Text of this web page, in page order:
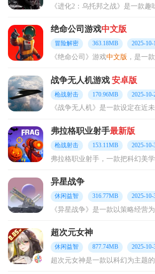
绝命公司游戏中文版
冒险解密 363.18MB 2025-10-
《绝命公司》游戏中文版 ，是一款手机端的科幻生存类游戏。在游戏里，
战争无人机游戏 安卓版
枪战射击 170.96MB 2025-10-
弗拉格职业射手最新版
枪战射击 153.11MB 2025-10-
异星战争
休闲益智 316.77MB 2025-10-
超次元女神
休闲益智 877.74MB 2025-10-